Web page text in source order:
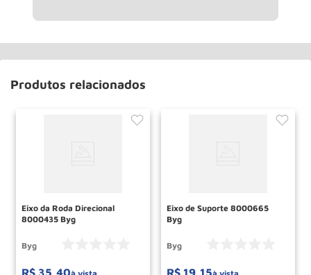
Produtos relacionados
Eixo da Roda Direcional
8000435 Byg
Byg
Eixo de Suporte 8000665
Byg
Byg